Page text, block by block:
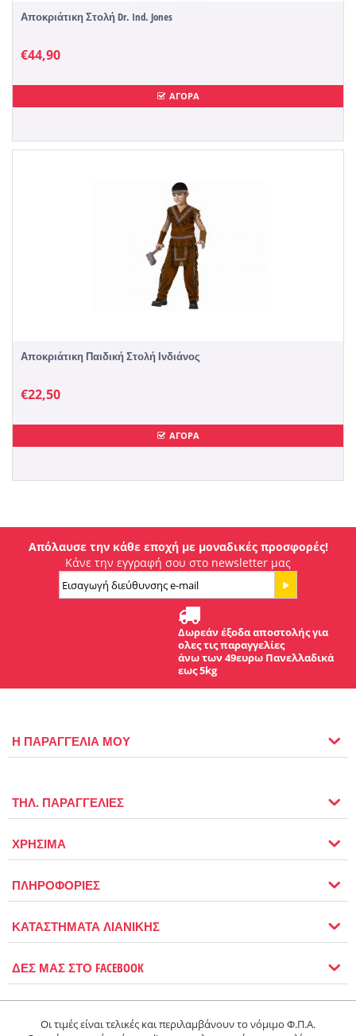
Αποκριάτικη Στολή Dr. Ind. Jones
€44,90
ΑΓΟΡΑ
Αποκριάτικη Παιδική Στολή Ινδιάνος
€22,50
ΑΓΟΡΑ
Απόλαυσε την κάθε εποχή με μοναδικές προσφορές!
Κάνε την εγγραφή σου στο newsletter μας
Δωρεάν έξοδα αποστολής για
ολες τις παραγγελίες
άνω των 49ευρω Πανελλαδικά
εως 5kg
Η ΠΑΡΑΓΓΕΛΙΑ ΜΟΥ
ΤΗΛ. ΠΑΡΑΓΓΕΛΙΕΣ
ΧΡΗΣΙΜΑ
ΠΛΗΡΟΦΟΡΙΕΣ
ΚΑΤΑΣΤΗΜΑΤΑ ΛΙΑΝΙΚΗΣ
ΔΕΣ ΜΑΣ ΣΤΟ FACEBOOK
Οι τιμές είναι τελικές και περιλαμβάνουν το νόμιμο Φ.Π.Α.